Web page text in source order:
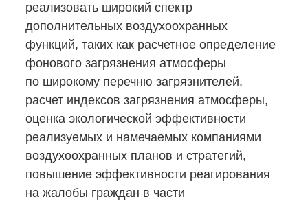
реализовать широкий спектр
дополнительных воздухоохранных
функций, таких как расчетное определение
фонового загрязнения атмосферы
по широкому перечню загрязнителей,
расчет индексов загрязнения атмосферы,
оценка экологической эффективности
реализуемых и намечаемых компаниями
воздухоохранных планов и стратегий,
повышение эффективности реагирования
на жалобы граждан в части